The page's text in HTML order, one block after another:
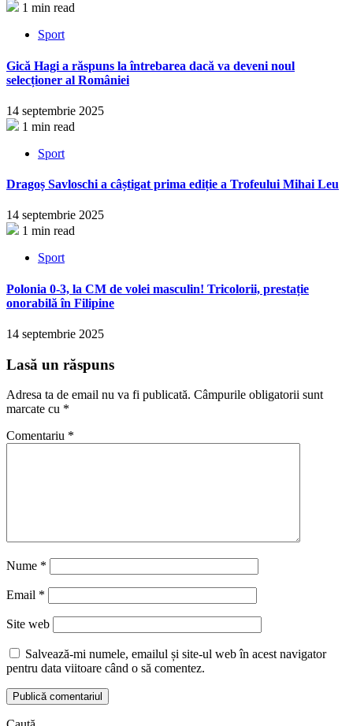
1 min read
Sport
Gică Hagi a răspuns la întrebarea dacă va deveni noul
selecționer al României
14 septembrie 2025
1 min read
Sport
Dragoș Savloschi a câștigat prima ediție a Trofeului Mihai Leu
14 septembrie 2025
1 min read
Sport
Polonia 0-3, la CM de volei masculin! Tricolorii, prestație
onorabilă în Filipine
14 septembrie 2025
Lasă un răspuns
Adresa ta de email nu va fi publicată. Câmpurile obligatorii sunt
marcate cu *
Comentariu *
Nume *
Email *
Site web
Salvează-mi numele, emailul și site-ul web în acest navigator
pentru data viitoare când o să comentez.